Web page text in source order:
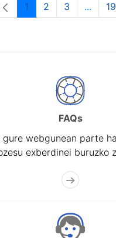
Orrialdea
1 Orrialdea
2 Orrialdea
3 ... 19
FAQs
gure webgunean parte
exberdinei buruzko